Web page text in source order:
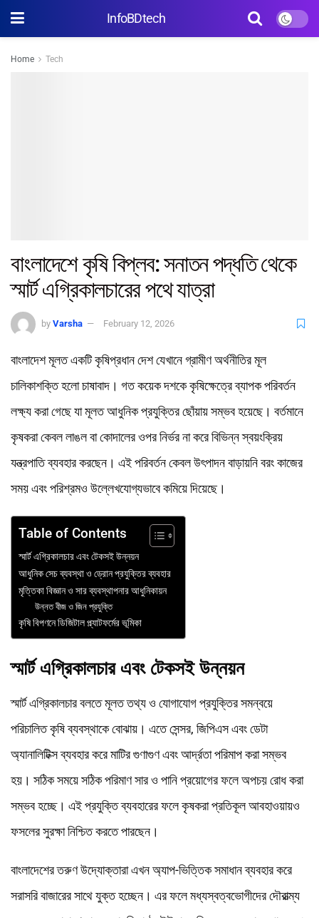
InfoBDtech
Home Tech
বাংলাদেশে কৃষি বিপ্লব: সনাতন পদ্ধতি থেকে
স্মার্ট এগ্রিকালচারের পথে যাত্রা
by Varsha February 12, 2026
বাংলাদেশ মূলত একটি কৃষিপ্রধান দেশ যেখানে গ্রামীণ অর্থনীতির মূল
চালিকাশক্তি হলো চাষাবাদ। গত কয়েক দশকে কৃষিক্ষেত্রে ব্যাপক পরিবর্তন
লক্ষ্য করা গেছে যা মূলত আধুনিক প্রযুক্তির ছোঁয়ায় সম্ভব হয়েছে। বর্তমানে
কৃষকরা কেবল লাঙল বা কোদালের ওপর নির্ভর না করে বিভিন্ন স্বয়ংক্রিয়
যন্ত্রপাতি ব্যবহার করছেন। এই পরিবর্তন কেবল উৎপাদন বাড়ায়নি বরং কাজের
সময় এবং পরিশ্রমও উল্লেখযোগ্যভাবে কমিয়ে দিয়েছে।
Table of Contents
স্মার্ট এগ্রিকালচার এবং টেকসই উন্নয়ন
আধুনিক সেচ ব্যবস্থা ও ড্রোন প্রযুক্তির ব্যবহার
মৃত্তিকা বিজ্ঞান ও সার ব্যবস্থাপনার আধুনিকায়ন
উন্নত বীজ ও জিন প্রযুক্তি
কৃষি বিপণনে ডিজিটাল প্ল্যাটফর্মের ভূমিকা
স্মার্ট এগ্রিকালচার এবং টেকসই উন্নয়ন
স্মার্ট এগ্রিকালচার বলতে মূলত তথ্য ও যোগাযোগ প্রযুক্তির সমন্বয়ে
পরিচালিত কৃষি ব্যবস্থাকে বোঝায়। এতে সেন্সর, জিপিএস এবং ডেটা
অ্যানালিটিক্স ব্যবহার করে মাটির গুণাগুণ এবং আর্দ্রতা পরিমাপ করা সম্ভব
হয়। সঠিক সময়ে সঠিক পরিমাণ সার ও পানি প্রয়োগের ফলে অপচয় রোধ করা
সম্ভব হচ্ছে। এই প্রযুক্তি ব্যবহারের ফলে কৃষকরা প্রতিকূল আবহাওয়ায়ও
ফসলের সুরক্ষা নিশ্চিত করতে পারছেন।
বাংলাদেশের তরুণ উদ্যোক্তারা এখন অ্যাপ-ভিত্তিক সমাধান ব্যবহার করে
সরাসরি বাজারের সাথে যুক্ত হচ্ছেন। এর ফলে মধ্যস্বত্বভোগীদের দৌরাত্ম্য